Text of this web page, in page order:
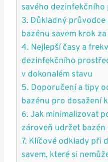
savého
3. Důkladný
bazénu savem krok
4. Nejlepší časy a
dezinfekčního
v dokonalém stavu
5. Doporučení a tipy
bazénu pro dosažení
6. Jak minimalizovat
zároveň udržet
7. Klíčové odklady při
savem, které si